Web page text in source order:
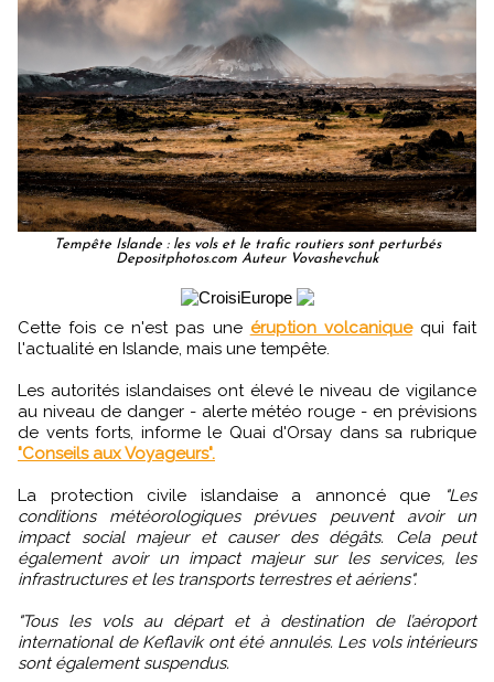
Tempête Islande : les vols et le trafic routiers sont perturbés
Depositphotos.com Auteur Vovashevchuk
Cette fois ce n'est pas une éruption volcaniquequi fait
l'actualité en Islande, mais une tempête.
Les autorités islandaises ont élevé le niveau de vigilance
au niveau de danger - alerte météo rouge - en prévisions
de vents forts, informe le Quai d'Orsay dans sa rubrique
"Conseils aux Voyageurs".
La protection civile islandaise a annoncé que
"Les
conditions météorologiques prévues peuvent avoir un
impact social majeur et causer des dégâts. Cela peut
également avoir un impact majeur sur les services, les
infrastructures et les transports terrestres et aériens".
"Tous les vols au départ et à destination de l’aéroport
international de Keflavik ont été annulés. Les vols intérieurs
sont également suspendus.